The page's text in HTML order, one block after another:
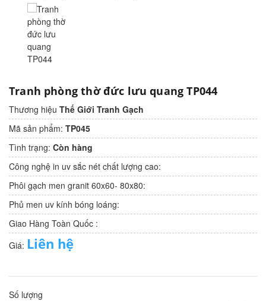
prev
Tranh phòng thờ đức lưu quang TP044
Thương hiệu Thế Giới Tranh Gạch
Mã sản phẩm: TP045
Tình trạng: Còn hàng
Công nghệ in uv sắc nét chất lượng cao:
Phôi gạch men granit 60x60- 80x80:
Phủ men uv kính bóng loáng:
Giao Hàng Toàn Quốc :
Giá: Liên hệ
Số lượng